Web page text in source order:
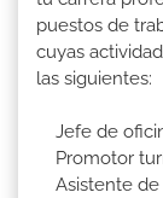
puestos de
cuyas
las siguientes:
Jefe de
Promotor
Asistente de